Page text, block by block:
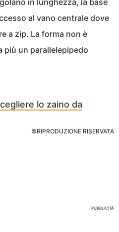
al vano centrale dove
a zip. La forma non è
più un parallelepipedo
lo zaino da
©RIPRODUZIONE RISERVATA
PUBBLICITÀ